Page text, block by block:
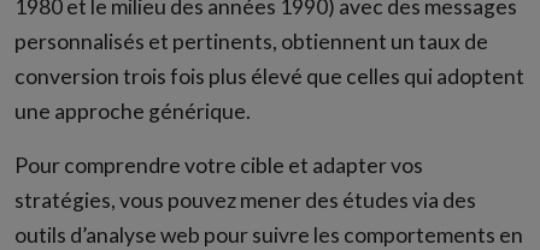
1980 et le milieu des années 1990) avec des messages
personnalisés et pertinents, obtiennent un taux de
conversion trois fois plus élevé que celles qui adoptent
une approche générique.
Pour comprendre votre cible et adapter vos
stratégies, vous pouvez mener des études via des
outils d’analyse web pour suivre les comportements en